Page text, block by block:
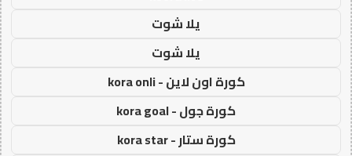
يلا شوت
يلا شوت
كورة اون لاين - kora onli
كورة جول - kora goal
كورة ستار - kora star